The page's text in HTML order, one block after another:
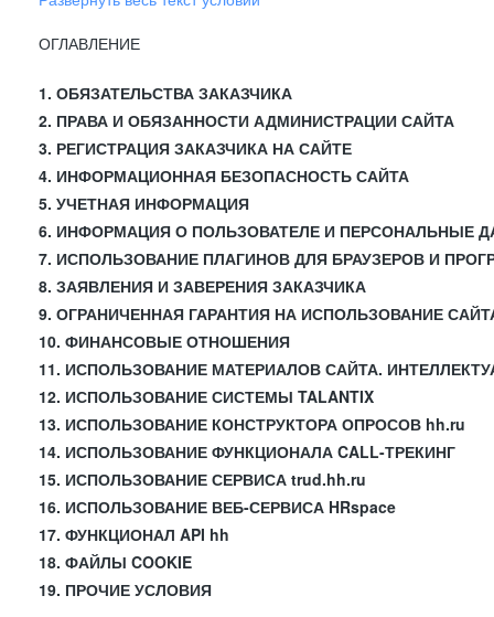
ОГЛАВЛЕНИЕ
1. ОБЯЗАТЕЛЬСТВА ЗАКАЗЧИКА
2. ПРАВА И ОБЯЗАННОСТИ АДМИНИСТРАЦИИ САЙТА
3. РЕГИСТРАЦИЯ ЗАКАЗЧИКА НА САЙТЕ
4. ИНФОРМАЦИОННАЯ БЕЗОПАСНОСТЬ САЙТА
5. УЧЕТНАЯ ИНФОРМАЦИЯ
6. ИНФОРМАЦИЯ О ПОЛЬЗОВАТЕЛЕ И ПЕРСОНАЛЬНЫЕ
7. ИСПОЛЬЗОВАНИЕ ПЛАГИНОВ ДЛЯ БРАУЗЕРОВ И
8. ЗАЯВЛЕНИЯ И ЗАВЕРЕНИЯ ЗАКАЗЧИКА
9. ОГРАНИЧЕННАЯ ГАРАНТИЯ НА ИСПОЛЬЗОВАНИЕ
10. ФИНАНСОВЫЕ ОТНОШЕНИЯ
11. ИСПОЛЬЗОВАНИЕ МАТЕРИАЛОВ САЙТА.
12. ИСПОЛЬЗОВАНИЕ СИСТЕМЫ TALANTIX
13. ИСПОЛЬЗОВАНИЕ КОНСТРУКТОРА ОПРОСОВ hh.ru
14. ИСПОЛЬЗОВАНИЕ ФУНКЦИОНАЛА CALL-ТРЕКИНГ
15. ИСПОЛЬЗОВАНИЕ СЕРВИСА trud.hh.ru
16. ИСПОЛЬЗОВАНИЕ ВЕБ-СЕРВИСА HRspace
17. ФУНКЦИОНАЛ API hh
18. ФАЙЛЫ COOKIE
19. ПРОЧИЕ УСЛОВИЯ